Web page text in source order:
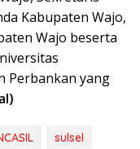
Kabupaten Wajo,
Wajo beserta
Perbankan yang
sulsel